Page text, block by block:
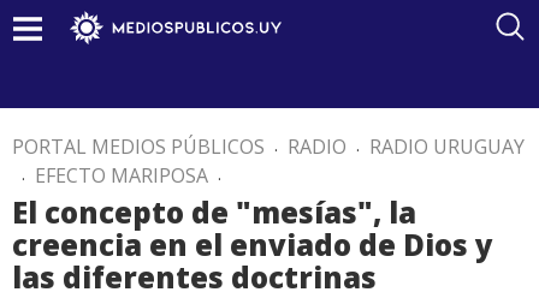
PORTAL MEDIOS PÚBLICOS . RADIO . RADIO URUGUAY
. EFECTO MARIPOSA .
El concepto de "mesías", la
creencia en el enviado de Dios y
las diferentes doctrinas